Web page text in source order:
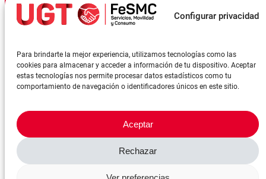
Configurar privacidad
Para brindarte la mejor experiencia, utilizamos tecnologías como las
cookies para almacenar y acceder a información de tu dispositivo. Aceptar
estas tecnologías nos permite procesar datos estadísticos como tu
comportamiento de navegación o identificadores únicos en este sitio.
Aceptar
Rechazar
Marítimo-Portuario
©FeSMCUGT 2024